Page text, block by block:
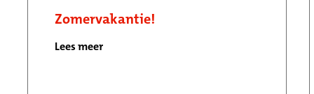
Zomervakantie!
Lees meer